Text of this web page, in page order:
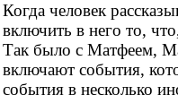
Когда человек
включить в него то,
Так было с Матфеем,
включают события,
события в несколько